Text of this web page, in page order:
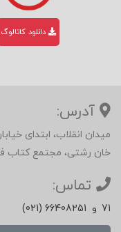
دانلود کاتالوگ
آدرس:
خان رشتی، مجتمع کتاب
تماس:
(021) 66408251 و 71